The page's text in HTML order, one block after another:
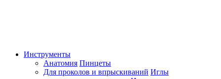
Инструменты
Анатомия Пинцеты
Для проколов и впрыскиваний Иглы